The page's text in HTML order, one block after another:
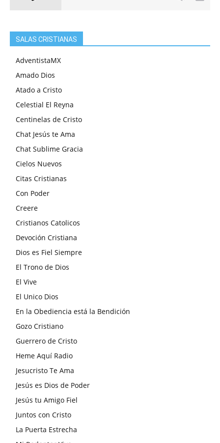
SALAS CRISTIANAS
AdventistaMX
Amado Dios
Atado a Cristo
Celestial El Reyna
Centinelas de Cristo
Chat Jesús te Ama
Chat Sublime Gracia
Cielos Nuevos
Citas Cristianas
Con Poder
Creere
Cristianos Catolicos
Devoción Cristiana
Dios es Fiel Siempre
El Trono de Dios
El Vive
El Unico Dios
En la Obediencia está la Bendición
Gozo Cristiano
Guerrero de Cristo
Heme Aquí Radio
Jesucristo Te Ama
Jesús es Dios de Poder
Jesús tu Amigo Fiel
Juntos con Cristo
La Puerta Estrecha